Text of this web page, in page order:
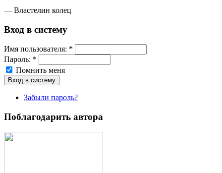
— Властелин колец
Вход в систему
Имя пoльзовaтeля: *
Пароль: *
Помнить меня
Забыли пароль?
Поблагодарить автора